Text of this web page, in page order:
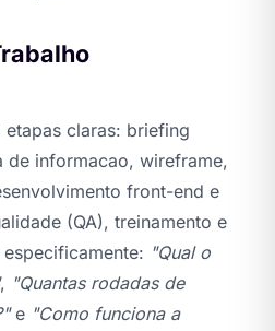
etapas claras: briefing
de informacao, wireframe,
front-end e
(QA), treinamento e
"Qual o
, "Quantas rodadas de
e "Como funciona a